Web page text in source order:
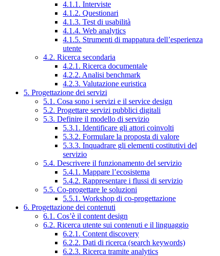
4.1.1. Interviste
4.1.2. Questionari
4.1.3. Test di usabilità
4.1.4. Web analytics
4.1.5. Strumenti di mappatura dell’esperienza
utente
4.2. Ricerca secondaria
4.2.1. Ricerca documentale
4.2.2. Analisi benchmark
4.2.3. Valutazione euristica
5. Progettazione dei servizi
5.1. Cosa sono i servizi e il service design
5.2. Progettare servizi pubblici digitali
5.3. Definire il modello di servizio
5.3.1. Identificare gli attori coinvolti
5.3.2. Formulare la proposta di valore
5.3.3. Inquadrare gli elementi costitutivi del
servizio
5.4. Descrivere il funzionamento del servizio
5.4.1. Mappare l’ecosistema
5.4.2. Rappresentare i flussi di servizio
5.5. Co-progettare le soluzioni
5.5.1. Workshop di co-progettazione
6. Progettazione dei contenuti
6.1. Cos’è il content design
6.2. Ricerca utente sui contenuti e il linguaggio
6.2.1. Content discovery
6.2.2. Dati di ricerca (search keywords)
6.2.3. Ricerca tramite analytics